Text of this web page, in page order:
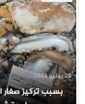
بسبب تركيز
28 يوليو 2026